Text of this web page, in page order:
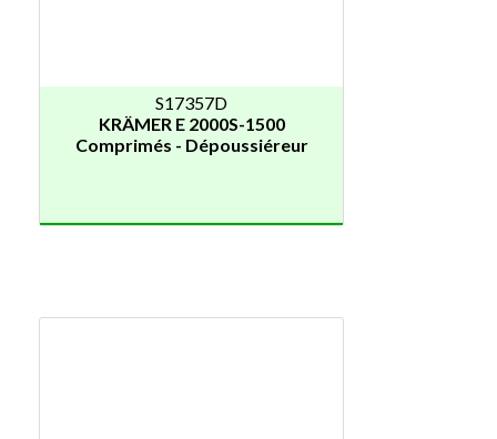
S17357D
KRÄMER E 2000S-1500
Comprimés - Dépoussiéreur